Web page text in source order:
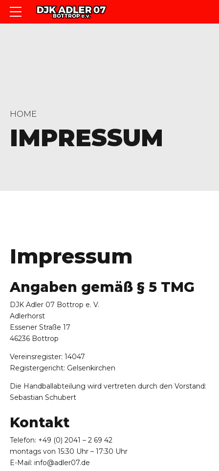
HOME
IMPRESSUM
Impressum
Angaben gemäß § 5 TMG
DJK Adler 07 Bottrop e. V.
Adlerhorst
Essener Straße 17
46236 Bottrop
Vereinsregister: 14047
Registergericht: Gelsenkirchen
Die Handballabteilung wird vertreten durch den Vorstand:
Sebastian Schubert
Kontakt
Telefon: +49 (0) 2041 – 2 69 42
montags von 15:30 Uhr – 17:30 Uhr
E-Mail: info@adler07.de